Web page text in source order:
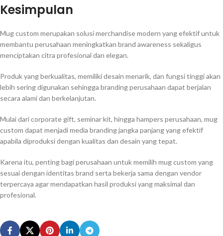
Kesimpulan
Mug custom merupakan solusi merchandise modern yang efektif untuk
membantu perusahaan meningkatkan brand awareness sekaligus
menciptakan citra profesional dan elegan.
Produk yang berkualitas, memiliki desain menarik, dan fungsi tinggi akan
lebih sering digunakan sehingga branding perusahaan dapat berjalan
secara alami dan berkelanjutan.
Mulai dari corporate gift, seminar kit, hingga hampers perusahaan, mug
custom dapat menjadi media branding jangka panjang yang efektif
apabila diproduksi dengan kualitas dan desain yang tepat.
Karena itu, penting bagi perusahaan untuk memilih mug custom yang
sesuai dengan identitas brand serta bekerja sama dengan vendor
terpercaya agar mendapatkan hasil produksi yang maksimal dan
profesional.